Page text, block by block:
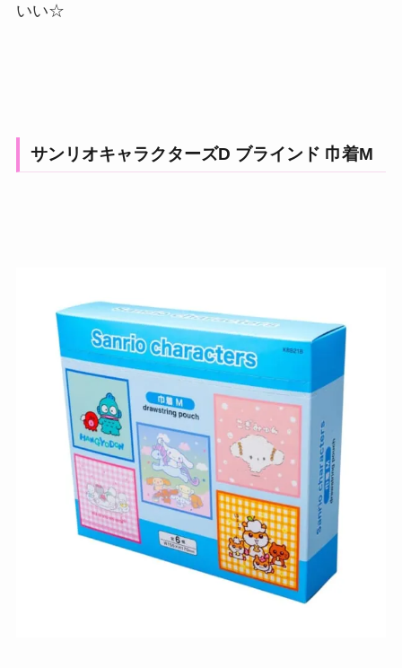
いい☆
サンリオキャラクターズD ブラインド 巾着M